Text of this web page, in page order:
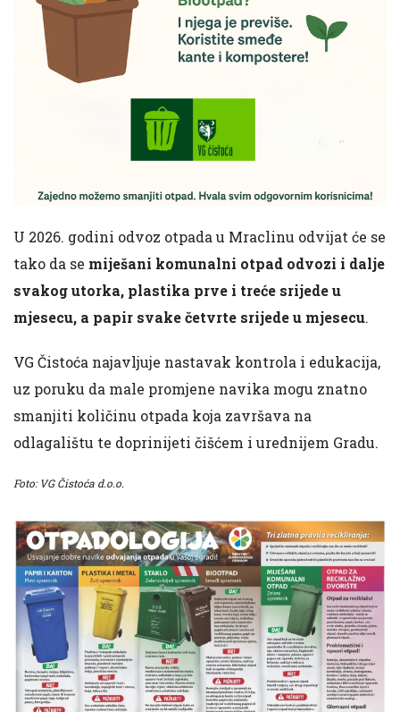
U 2026. godini odvoz otpada u Mraclinu odvijat će se
tako da se miješani komunalni otpad odvozi i dalje
svakog utorka, plastika prve i treće srijede u
mjesecu, a papir svake četvrte srijede u mjesecu.
VG Čistoća najavljuje nastavak kontrola i edukacija,
uz poruku da male promjene navika mogu znatno
smanjiti količinu otpada koja završava na
odlagalištu te doprinijeti čišćem i urednijem Gradu.
Foto: VG Čistoća d.o.o.